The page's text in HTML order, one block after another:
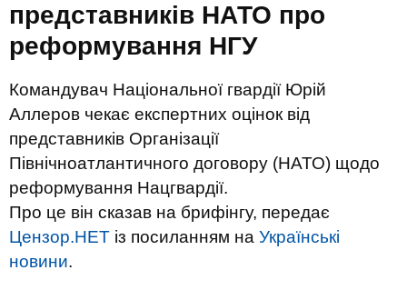
представників НАТО про
реформування НГУ
Командувач Національної гвардії Юрій
Аллеров чекає експертних оцінок від
представників Організації
Північноатлантичного договору (НАТО) щодо
реформування Нацгвардії.
Про це він сказав на брифінгу, передає
Цензор.НЕТ із посиланням на Українські
новини.